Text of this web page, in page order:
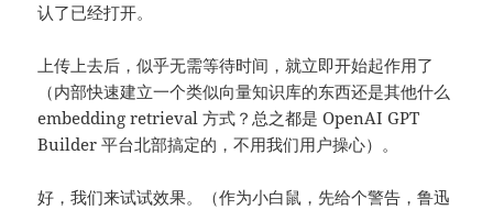
认了已经打开。
上传上去后，似乎无需等待时间，就立即开始起作用了
（内部快速建立一个类似向量知识库的东西还是其他什么
embedding retrieval 方式？总之都是 OpenAI GPT
Builder 平台北部搞定的，不用我们用户操心）。
好，我们来试试效果。（作为小白鼠，先给个警告，鲁迅